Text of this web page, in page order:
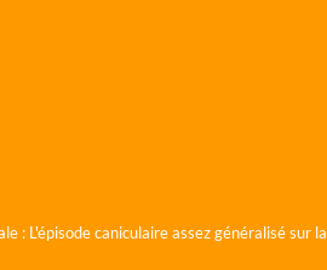
: L'épisode caniculaire assez généralisé